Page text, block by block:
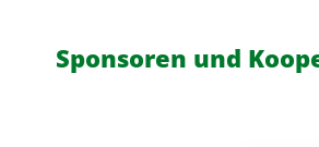
Sponsoren und